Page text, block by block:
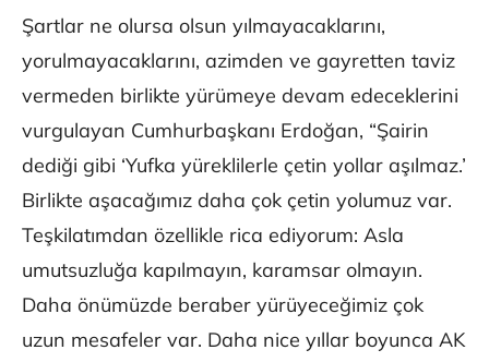
Şartlar ne olursa olsun yılmayacaklarını,
yorulmayacaklarını, azimden ve gayretten taviz
vermeden birlikte yürümeye devam edeceklerini
vurgulayan Cumhurbaşkanı Erdoğan, “Şairin
dediği gibi ‘Yufka yüreklilerle çetin yollar aşılmaz.’
Birlikte aşacağımız daha çok çetin yolumuz var.
Teşkilatımdan özellikle rica ediyorum: Asla
umutsuzluğa kapılmayın, karamsar olmayın.
Daha önümüzde beraber yürüyeceğimiz çok
uzun mesafeler var. Daha nice yıllar boyunca AK